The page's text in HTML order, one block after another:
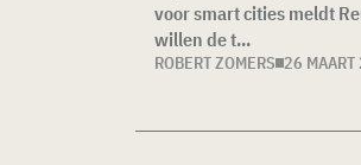
voor smart cities meldt
willen de t...
ROBERT ZOMERS 26